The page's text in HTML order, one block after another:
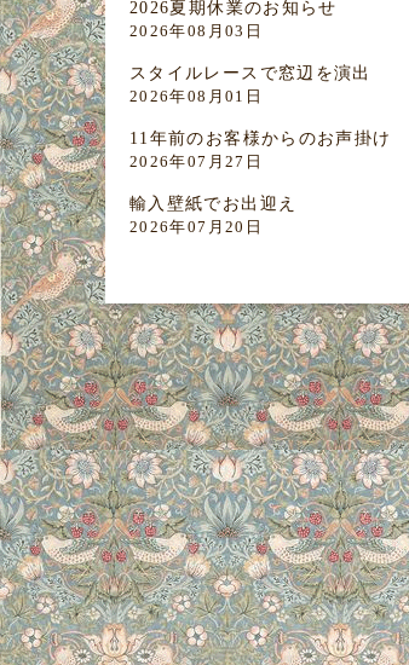
2026夏期休業のお知らせ
2026年08月03日
スタイルレースで窓辺を演出
2026年08月01日
11年前のお客様からのお声掛け
2026年07月27日
輸入壁紙でお出迎え
2026年07月20日